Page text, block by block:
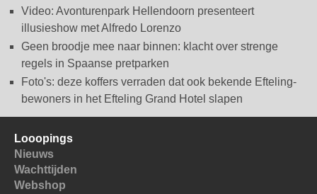
Video: Avonturenpark Hellendoorn presenteert
illusieshow met Alfredo Lorenzo
Geen broodje mee naar binnen: klacht over strenge
regels in Spaanse pretparken
Foto's: deze koffers verraden dat ook bekende Efteling-
bewoners in het Efteling Grand Hotel slapen
Looopings
Nieuws
Wachttijden
Webshop